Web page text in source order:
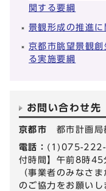
関する要綱
景観形成の推進
京都市眺望景観
る実施要綱
お問い合わせ先
京都市 都市計画局
電話： (1)075-
付時間】午前8時
（事業者のみなさ
のご協力をお願いし